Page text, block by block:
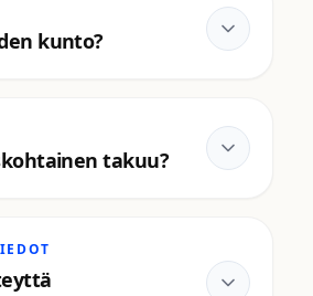
kunto?
takuu?